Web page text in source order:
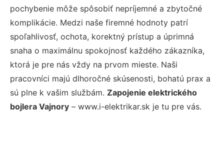
pochybenie môže spôsobiť nepríjemné a zbytočné
komplikácie. Medzi naše firemné hodnoty patrí
spoľahlivosť, ochota, korektný prístup a úprimná
snaha o maximálnu spokojnosť každého zákazníka,
ktorá je pre nás vždy na prvom mieste. Naši
pracovníci majú dlhoročné skúsenosti, bohatú prax a
sú plne k vašim službám. Zapojenie elektrického
bojlera Vajnory – www.i-elektrikar.sk je tu pre vás.